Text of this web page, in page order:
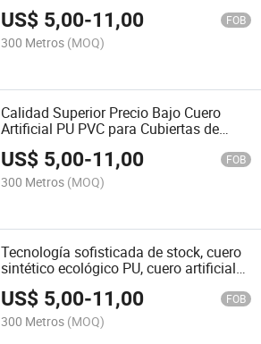
US$ 5,00-11,00 FOB
300 Metros (MOQ)
Calidad Superior Precio Bajo Cuero
Artificial PU PVC para Cubiertas de
Cuadernos Tela para Sofás
US$ 5,00-11,00 FOB
300 Metros (MOQ)
Tecnología sofisticada de stock, cuero
sintético ecológico PU, cuero artificial
para ropa, zapatos y bolsos
US$ 5,00-11,00 FOB
300 Metros (MOQ)